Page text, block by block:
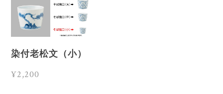
染付老松文（小）
¥2,200